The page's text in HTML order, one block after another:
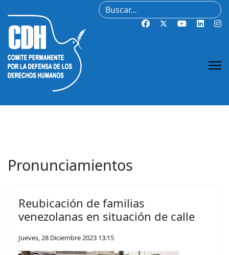
Buscar
Pronunciamientos
Reubicación de familias
venezolanas en situación de calle
Jueves, 28 Diciembre 2023 13:15